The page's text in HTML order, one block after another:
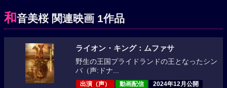
和音美桜 関連映画 1作品
ライオン・キング：ムファサ
野生の王国プライドランドの王となったシン
バ（声:ドナ...
出演（声） 動画配信 2024年12月公開